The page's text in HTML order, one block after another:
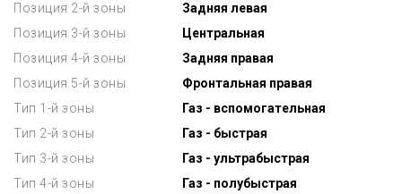
Позиция 2-й зоны
Задняя левая
Позиция 3-й зоны
Центральная
Позиция 4-й зоны
Задняя правая
Позиция 5-й зоны
Фронтальная правая
Тип 1-й зоны
Газ - вспомогательная
Тип 2-й зоны
Газ - быстрая
Тип 3-й зоны
Газ - ультрабыстрая
Тип 4-й зоны
Газ - полубыстрая